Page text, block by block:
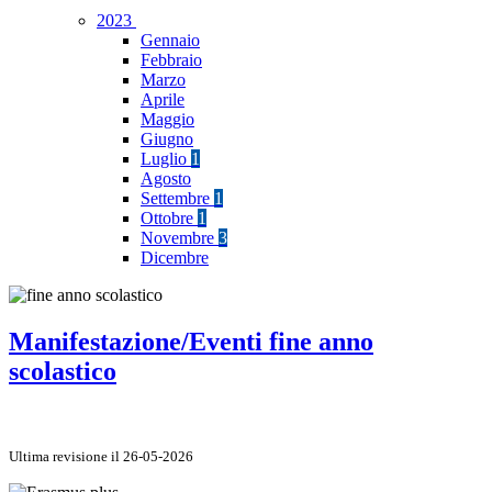
2023
Gennaio
Febbraio
Marzo
Aprile
Maggio
Giugno
Luglio 1
Agosto
Settembre 1
Ottobre 1
Novembre 3
Dicembre
Manifestazione/Eventi fine anno
scolastico
Ultima revisione il 26-05-2026